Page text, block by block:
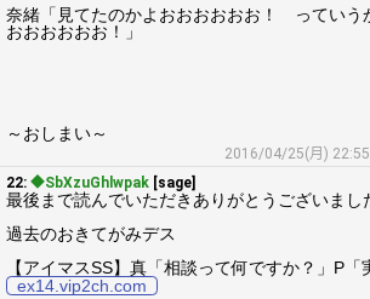
奈緒「見てたのかよおおおおおお！ っていう
おおおおおお！」
～おしまい～
2016/04/25(月)
22: ◆SbXzuGhlwpak [sage]
最後まで読んでいただきありがとうございまし
過去のおきてがみデス
【アイマスSS】真「相談って何ですか？」P
ex14.vip2ch.com